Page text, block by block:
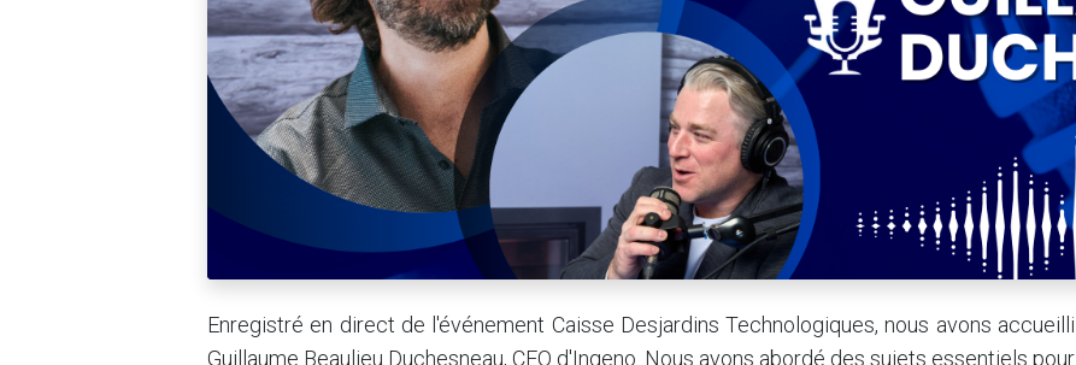
Enregistré en direct de l'événement Caisse Desjardins Technologiques, nous avons accueilli
Guillaume Beaulieu Duchesneau, CEO d'Ingeno. Nous avons abordé des sujets essentiels pour